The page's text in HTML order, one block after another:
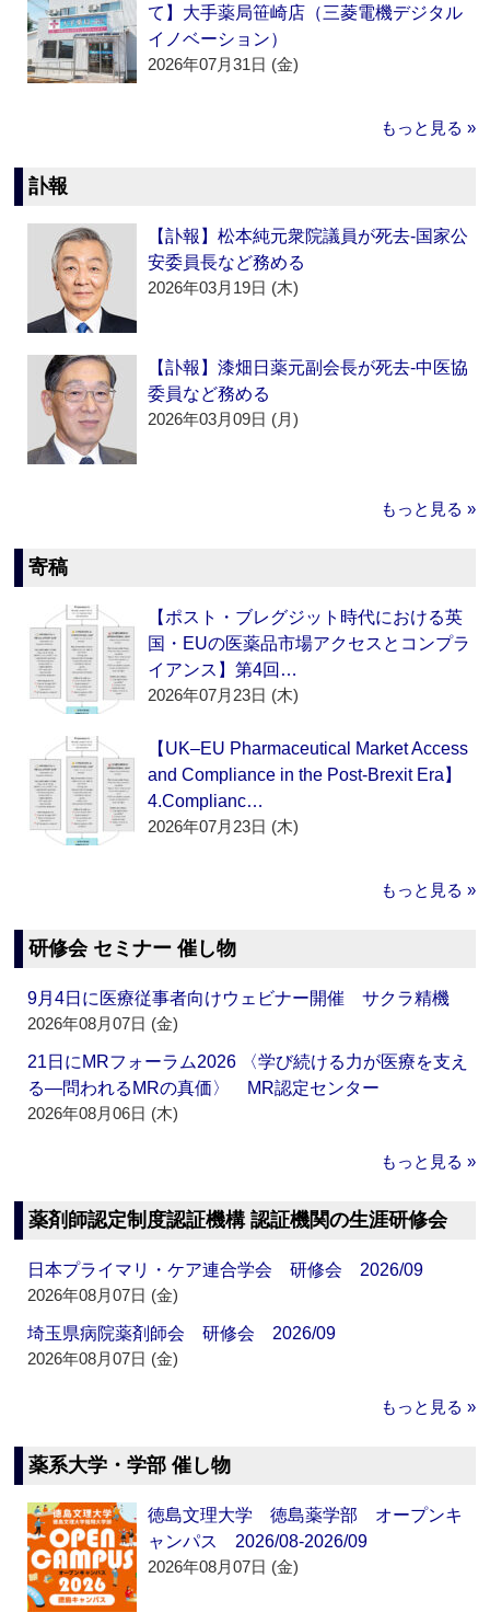
て】大手薬局笹崎店（三菱電機デジタル
イノベーション）
2026年07月31日 (金)
もっと見る »
訃報
【訃報】松本純元衆院議員が死去‐国家公
安委員長など務める
2026年03月19日 (木)
【訃報】漆畑日薬元副会長が死去‐中医協
委員など務める
2026年03月09日 (月)
もっと見る »
寄稿
【ポスト・ブレグジット時代における英
国・EUの医薬品市場アクセスとコンプラ
イアンス】第4回…
2026年07月23日 (木)
【UK–EU Pharmaceutical Market Access
and Compliance in the Post-Brexit Era】
4.Complianc…
2026年07月23日 (木)
もっと見る »
研修会 セミナー 催し物
9月4日に医療従事者向けウェビナー開催 サクラ精機
2026年08月07日 (金)
21日にMRフォーラム2026 〈学び続ける力が医療を支え
る―問われるMRの真価〉 MR認定センター
2026年08月06日 (木)
もっと見る »
薬剤師認定制度認証機構 認証機関の生涯研修会
日本プライマリ・ケア連合学会 研修会 2026/09
2026年08月07日 (金)
埼玉県病院薬剤師会 研修会 2026/09
2026年08月07日 (金)
もっと見る »
薬系大学・学部 催し物
徳島文理大学 徳島薬学部 オープンキ
ャンパス 2026/08-2026/09
2026年08月07日 (金)